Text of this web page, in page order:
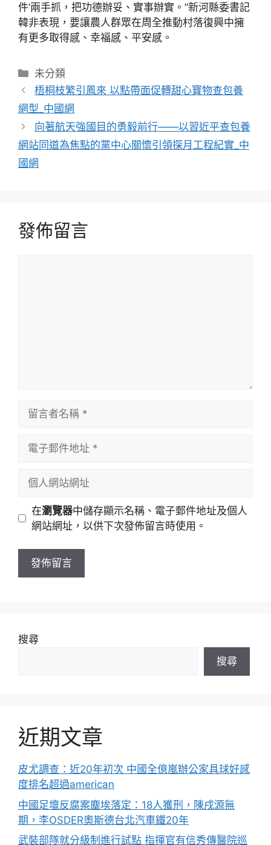
件’兩手抓，把功德辦妥、實事辦實。”新河縣委書記
韓非表現，要讓農人群眾在周全推動村落復興中擁
有更多取得感、幸福感、平安感。
分
類
未分類
梧桐枝繁引鳳來 以點帶面促轉甜心寶物查包養
網型_中國網
向著航天強國目的勇毅前行——以習近平查包養
網站同道為焦點的黨中心關懷引領探月工程紀實_中
國網
發佈留言
址
站
址
在瀏覽器中儲存顯示名稱、電子郵件地址及個人
網站網址，以供下次發佈留言時使用。
搜尋
搜尋
近期文章
皮尤調查：近20年初次 中國全億嵐辦公家具球好感
度排名超過american
中國足壇反腐案塵埃落定：18人獲刑，陳戌源無
期，李OSDER奧斯德台北汽車鐵20年
武裝部隊就分級制進行試點 指揮官有信秀傳醫院巡